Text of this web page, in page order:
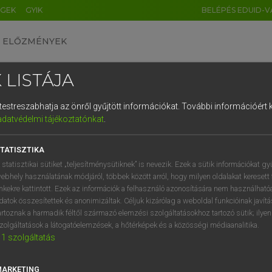
GYIK BELÉPÉS EDUID-
ELŐZMÉNYEK
egyetemes nagyszótár
VAN ELŐFIZETÉSED?
megtekintéséhez.
LISTÁJA
az önről gyűjtött információkat. További információért
tájékoztatónkat.
statisztikai sütiket „teljesítménysütiknek” is nevezik. Ezek a sütik információkat
használatának módjáról, többek között arról, hogy milyen oldalakat keresett
kattintott. Ezek az információk a felhasználó azonosítására nem
összesítettek és anonimizáltak. Céljuk kizárólag a weboldal funkcióinak
a harmadik féltől származó elemzési szolgáltatásokhoz tartozó sütik;
a látogatóelemzések, a hőtérképek és a közösségi médiaanalitika.
1 szolgáltatás
DE CN FR ES IT NL
1 2 3 4 5 6 7 8 9
q w e r t z u i
a s d f g h j k l é
í y x c v b n m , .